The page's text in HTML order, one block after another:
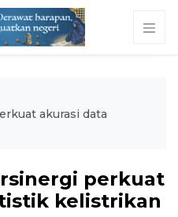
akurasi data
perkuat
kelistrikan